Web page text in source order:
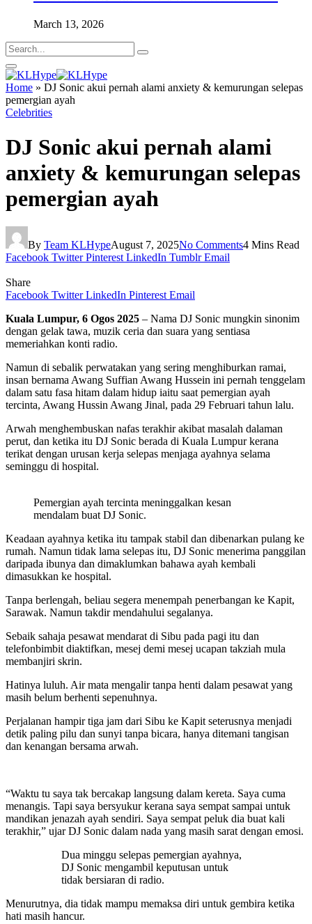
March 13, 2026
Home » DJ Sonic akui pernah alami anxiety & kemurungan selepas
pemergian ayah
Celebrities
DJ Sonic akui pernah alami
anxiety & kemurungan selepas
pemergian ayah
By Team KLHypeAugust 7, 2025No Comments4 Mins Read
Facebook Twitter Pinterest LinkedIn Tumblr Email
Share
Facebook Twitter LinkedIn Pinterest Email
Kuala Lumpur, 6 Ogos 2025 – Nama DJ Sonic mungkin sinonim
dengan gelak tawa, muzik ceria dan suara yang sentiasa
memeriahkan konti radio.
Namun di sebalik perwatakan yang sering menghiburkan ramai,
insan bernama Awang Suffian Awang Hussein ini pernah tenggelam
dalam satu fasa hitam dalam hidup iaitu saat pemergian ayah
tercinta, Awang Hussin Awang Jinal, pada 29 Februari tahun lalu.
Arwah menghembuskan nafas terakhir akibat masalah dalaman
perut, dan ketika itu DJ Sonic berada di Kuala Lumpur kerana
terikat dengan urusan kerja selepas menjaga ayahnya selama
seminggu di hospital.
Pemergian ayah tercinta meninggalkan kesan
mendalam buat DJ Sonic.
Keadaan ayahnya ketika itu tampak stabil dan dibenarkan pulang ke
rumah. Namun tidak lama selepas itu, DJ Sonic menerima panggilan
daripada ibunya dan dimaklumkan bahawa ayah kembali
dimasukkan ke hospital.
Tanpa berlengah, beliau segera menempah penerbangan ke Kapit,
Sarawak. Namun takdir mendahului segalanya.
Sebaik sahaja pesawat mendarat di Sibu pada pagi itu dan
telefonbimbit diaktifkan, mesej demi mesej ucapan takziah mula
membanjiri skrin.
Hatinya luluh. Air mata mengalir tanpa henti dalam pesawat yang
masih belum berhenti sepenuhnya.
Perjalanan hampir tiga jam dari Sibu ke Kapit seterusnya menjadi
detik paling pilu dan sunyi tanpa bicara, hanya ditemani tangisan
dan kenangan bersama arwah.
“Waktu tu saya tak bercakap langsung dalam kereta. Saya cuma
menangis. Tapi saya bersyukur kerana saya sempat sampai untuk
mandikan jenazah ayah sendiri. Saya sempat peluk dia buat kali
terakhir,” ujar DJ Sonic dalam nada yang masih sarat dengan emosi.
Dua minggu selepas pemergian ayahnya,
DJ Sonic mengambil keputusan untuk
tidak bersiaran di radio.
Menurutnya, dia tidak mampu memaksa diri untuk gembira ketika
hati masih hancur.